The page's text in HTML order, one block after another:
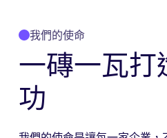
我們的使命
一磚一瓦打
功